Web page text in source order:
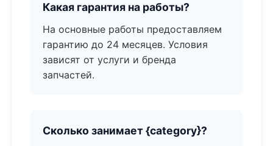
Какая гарантия на работы?
На основные работы предоставляем
гарантию до 24 месяцев. Условия
зависят от услуги и бренда
запчастей.
Сколько занимает {category}?